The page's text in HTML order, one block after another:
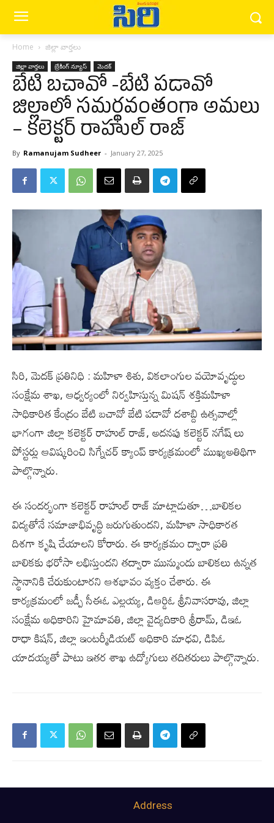
Home జిల్లా వార్త‌లు
జిల్లా వార్త‌లు బ్రేకింగ్ న్యూస్‌ మెద‌క్
బేటి బచావో -బేటి పడావో
జిల్లాలో సమర్థవంతంగా అమలు
– కలెక్టర్ రాహుల్ రాజ్
By Ramanujam Sudheer - January 27, 2025
సిరి, మెదక్ ప్రతినిధి : మహిళా శిశు, వికలాంగుల వయోవృద్ధుల
సంక్షేమ శాఖ, ఆధ్వర్యంలో నిర్వహిస్తున్న మిషన్ శక్తిమహిళా
సాధికారిత కేంద్రం బేటి బచావో బేటి పడావో దశాబ్ది ఉత్సవాల్లో
భాగంగా జిల్లా కలెక్టర్ రాహుల్ రాజ్, అదనపు కలెక్టర్ నగేష్ లు
పోస్టర్లు ఆవిష్కరించి సిగ్నేచర్ క్యాంప్‌ కార్యక్రమంలో ముఖ్యఅతిథిగా
పాల్గొన్నారు.
ఈ సందర్భంగా కలెక్టర్ రాహుల్ రాజ్ మాట్లాడుతూ…బాలికల
విద్యతోనే సమాజాభివృద్ధి జరుగుతుందని, మహిళా సాధికారత
దిశగా కృషి చేయాలని కోరారు. ఈ కార్యక్రమం ద్వారా ప్రతి
బాలికకు భరోసా లభిస్తుందని తద్వారా మున్ముందు బాలికలు ఉన్నత
స్థానానికి చేరుకుంటారని ఆశభావం వ్యక్తం చేశారు. ఈ
కార్యక్రమంలో జడ్పీ సీఈఓ ఎల్లయ్య, డిఆర్డిఓ శ్రీనివాసరావు, జిల్లా
సంక్షేమ అధికారిని హైమావతి, జిల్లా వైద్యదికారి శ్రీరామ్, డిఇఓ
రాధా కిషన్, జిల్లా ఇంటర్మీడియట్ అధికారి మాధవి, డిపిఓ
యాదయ్యతో పాటు ఇతర శాఖ ఉద్యోగులు తదితరులు పాల్గొన్నారు.
Address